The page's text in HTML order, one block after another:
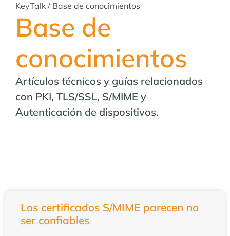
KeyTalk / Base de conocimientos
Base de
conocimientos
Artículos técnicos y guías relacionados
con PKI, TLS/SSL, S/MIME y
Autenticación de dispositivos.
Los certificados S/MIME parecen no
ser confiables